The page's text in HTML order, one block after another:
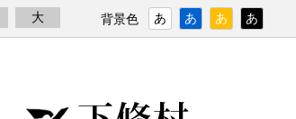
大 背景色 あ あ あ あ